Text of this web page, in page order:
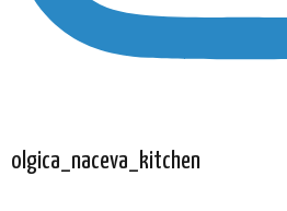
olgica_naceva_kitchen